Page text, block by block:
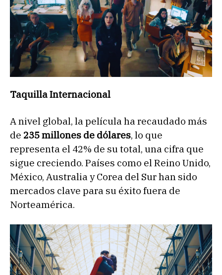
Taquilla Internacional
A nivel global, la película ha recaudado más
de 235 millones de dólares, lo que
representa el 42% de su total, una cifra que
sigue creciendo. Países como el Reino Unido,
México, Australia y Corea del Sur han sido
mercados clave para su éxito fuera de
Norteamérica.